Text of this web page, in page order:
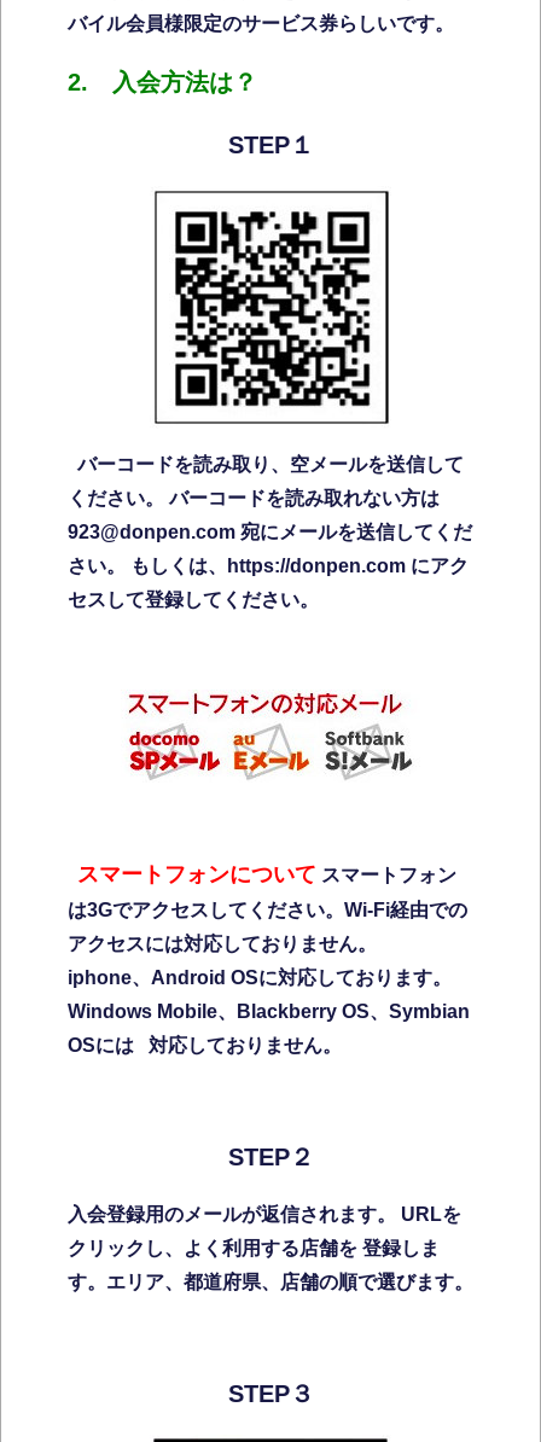
バイル会員様限定のサービス券らしいです。
2. 入会方法は？
STEP１
バーコードを読み取り、空メールを送信して
ください。
バーコードを読み取れない方は
923@donpen.com 宛にメールを送信してくだ
さい。
もしくは、https://donpen.com にアク
セスして登録してください。
スマートフォンについて スマートフォン
は3Gでアクセスしてください。Wi-Fi経由での
アクセスには対応しておりません。
iphone、Android OSに対応しております。
Windows Mobile、Blackberry OS、Symbian
OSには 対応しておりません。
STEP２
入会登録用のメールが返信されます。
URLを
クリックし、よく利用する店舗を 登録しま
す。 エリア、都道府県、店舗の順で選びます。
STEP３